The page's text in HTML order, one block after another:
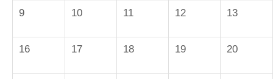
9 10 11 12 13
16 17 18 19 20